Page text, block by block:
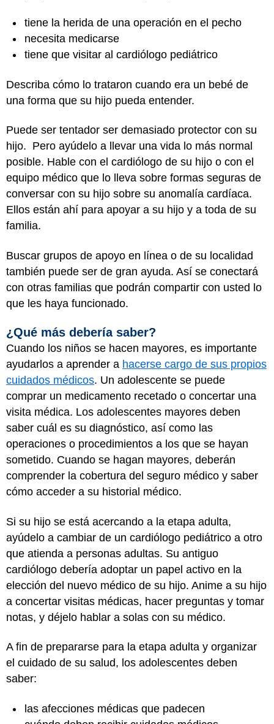
tiene la herida de una operación en el pecho
necesita medicarse
tiene que visitar al cardiólogo pediátrico
Describa cómo lo trataron cuando era un bebé de
una forma que su hijo pueda entender.
Puede ser tentador ser demasiado protector con su
hijo. Pero ayúdelo a llevar una vida lo más normal
posible. Hable con el cardiólogo de su hijo o con el
equipo médico que lo lleva sobre formas seguras de
conversar con su hijo sobre su anomalía cardíaca.
Ellos están ahí para apoyar a su hijo y a toda de su
familia.
Buscar grupos de apoyo en línea o de su localidad
también puede ser de gran ayuda. Así se conectará
con otras familias que podrán compartir con usted lo
que les haya funcionado.
¿Qué más debería saber?
Cuando los niños se hacen mayores, es importante
ayudarlos a aprender a hacerse cargo de sus propios
cuidados médicos. Un adolescente se puede
comprar un medicamento recetado o concertar una
visita médica. Los adolescentes mayores deben
saber cuál es su diagnóstico, así como las
operaciones o procedimientos a los que se hayan
sometido. Cuando se hagan mayores, deberán
comprender la cobertura del seguro médico y saber
cómo acceder a su historial médico.
Si su hijo se está acercando a la etapa adulta,
ayúdelo a cambiar de un cardiólogo pediátrico a otro
que atienda a personas adultas. Su antiguo
cardiólogo debería adoptar un papel activo en la
elección del nuevo médico de su hijo. Anime a su hijo
a concertar visitas médicas, hacer preguntas y tomar
notas, y déjelo hablar a solas con su médico.
A fin de prepararse para la etapa adulta y organizar
el cuidado de su salud, los adolescentes deben
saber:
las afecciones médicas que padecen